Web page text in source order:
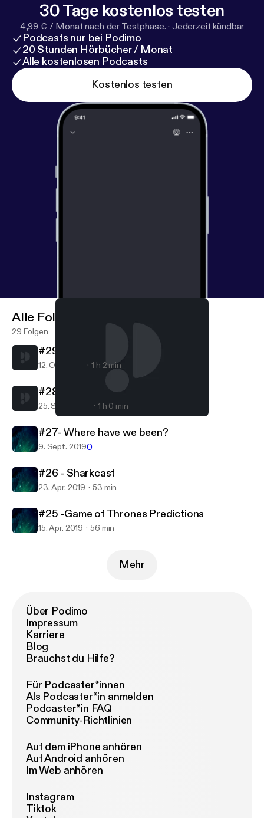
30 Tage kostenlos testen
4,99 € / Monat nach der Testphase. · Jederzeit kündbar
Podcasts nur bei Podimo
20 Stunden Hörbücher / Monat
Alle kostenlosen Podcasts
Kostenlos testen
Settling For Eachother
Alle Folgen
29 Folgen
#29- New car who dis?
12. Okt. 2019 1 h 2 min
#28- Are we engaged?
25. Sept. 2019 1 h 0 min
#27- Where have we been?
9. Sept. 20190
#26 - Sharkcast
23. Apr. 2019 53 min
#25 -Game of Thrones Predictions
15. Apr. 2019 56 min
Mehr
Über Podimo
Impressum
Karriere
Blog
Brauchst du Hilfe?
Für Podcaster*innen
Als Podcaster*in anmelden
Podcaster*in FAQ
Community-Richtlinien
Auf dem iPhone anhören
Auf Android anhören
Im Web anhören
Instagram
Tiktok